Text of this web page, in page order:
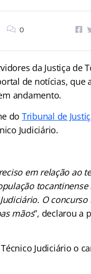
0
da Justiça de
de notícias, que
andamento.
do Tribunal de
Judiciário.
em relação ao
tocantinense
O concurso
mãos”, declarou a
Judiciário o